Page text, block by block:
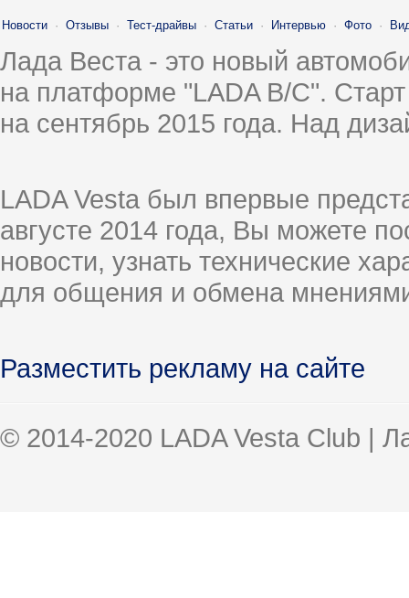
Новости · Отзывы · Тест-драйвы · Статьи · Интервью · Фото ·
Лада Веста - это новый
на платформе "LADA B/C".
на сентябрь 2015 года. Над
LADA Vesta был впервые
августе 2014 года, Вы можете
новости, узнать технические
для общения и обмена
Разместить рекламу на сайте
© 2014-2020 LADA Vesta Club |